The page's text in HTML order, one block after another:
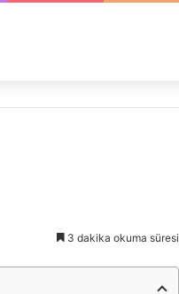
3 dakika okuma süresi